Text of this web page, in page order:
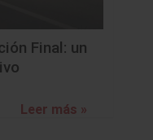
Final: un
Leer más »